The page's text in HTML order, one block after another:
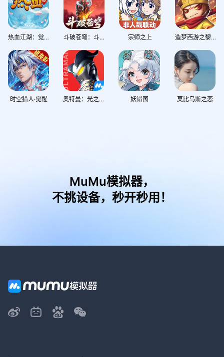
热血江湖：觉醒 斗破苍穹：斗帝之路 宗师之上 造梦西游之黎尤浩劫篇
时空猎人·觉醒 奥特曼：光之战士 妖错图 莫比乌斯之恋
MuMu模拟器，
不挑设备，秒开秒用！